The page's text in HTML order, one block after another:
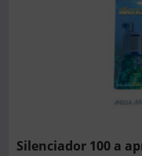
Silenciador 100 a